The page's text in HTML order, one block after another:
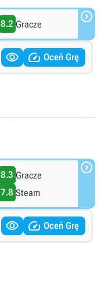
8.2 Gracze 
  Oceń Grę
8.3 Gracze
7.8 Steam

  Oceń Grę